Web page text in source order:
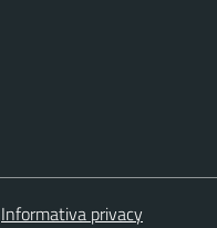
Informativa privacy